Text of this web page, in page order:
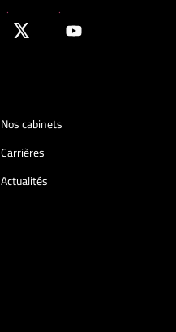
Nos cabinets
Carrières
Actualités